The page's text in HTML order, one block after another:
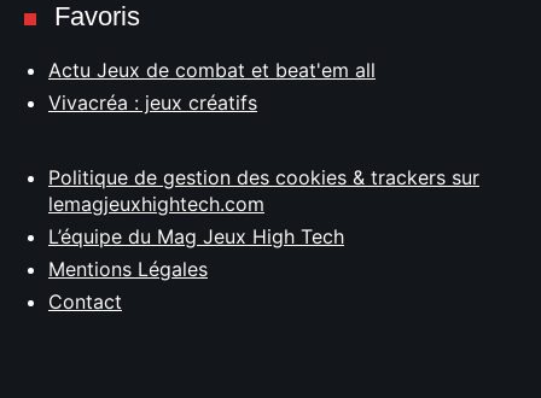
Favoris
Actu Jeux de combat et beat'em all
Vivacréa : jeux créatifs
Politique de gestion des cookies & trackers sur
lemagjeuxhightech.com
L’équipe du Mag Jeux High Tech
Mentions Légales
Contact